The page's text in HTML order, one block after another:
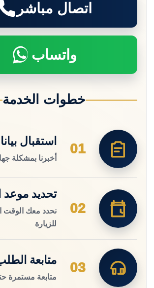
اتصال مباشر
واتساب
خطوات الخدمة
01
استقبال
أخبرنا بمشكلة
02
تحديد موعد
نحدد معك الوقت
للزيارة
03
متابعة
متابعة مستمرة